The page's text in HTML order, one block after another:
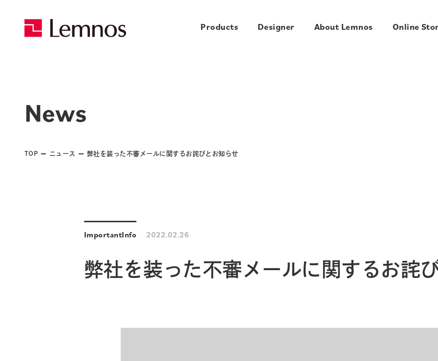
Products Designer About Lemnos Online
News
TOP ニュース 弊社を装った不審メールに関するお詫びとお知らせ
ImportantInfo 2022.02.26
弊社を装った不審メールに関するお詫